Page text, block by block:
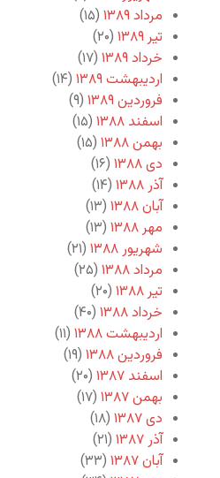
مرداد ۱۳۸۹
(۱۵)
تیر ۱۳۸۹
(۲۰)
خرداد ۱۳۸۹
(۱۷)
اردیبهشت ۱۳۸۹
(۱۴)
فروردین ۱۳۸۹
(۹)
اسفند ۱۳۸۸
(۱۵)
بهمن ۱۳۸۸
(۱۵)
دی ۱۳۸۸
(۱۶)
آذر ۱۳۸۸
(۱۴)
آبان ۱۳۸۸
(۱۳)
مهر ۱۳۸۸
(۱۳)
شهریور ۱۳۸۸
(۲۱)
مرداد ۱۳۸۸
(۲۵)
تیر ۱۳۸۸
(۲۰)
خرداد ۱۳۸۸
(۴۰)
اردیبهشت ۱۳۸۸
(۱۱)
فروردین ۱۳۸۸
(۱۹)
اسفند ۱۳۸۷
(۲۰)
بهمن ۱۳۸۷
(۱۷)
دی ۱۳۸۷
(۱۸)
آذر ۱۳۸۷
(۲۱)
آبان ۱۳۸۷
(۳۳)